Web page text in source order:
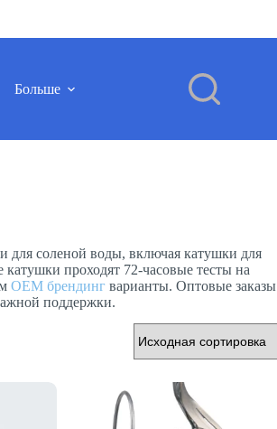
Больше
для соленой воды, включая катушки для
проходят 72-часовые тесты на
OEM брендинг варианты. Оптовые заказы
поддержки.